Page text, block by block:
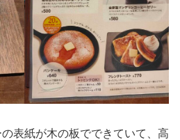
表紙が木の板でできていて、高